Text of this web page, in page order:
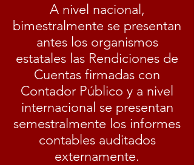
A nivel nacional,
bimestralmente se presentan
antes los organismos
estatales las Rendiciones de
Cuentas firmadas con
Contador Público y a nivel
internacional se presentan
semestralmente los informes
contables auditados
externamente.